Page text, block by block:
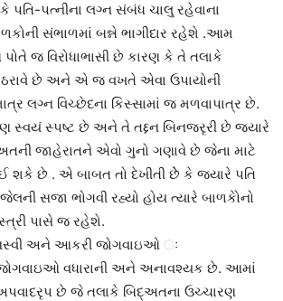
પત્નીના લગ્ન સંબંધ ચાલુ રહેવાના
સંભાળમાં બન્ને ભાગીદાર રહેશે .આમ
જ વિરોધાભાસી છે કારણ કે તે તલાકે
છે અને એ જ વખતે એવા ઉપાયોની
લગ્ન વિચ્છેદના કિસ્સામાં જ મળવાપાત્ર છે.
સ્વયં સ્પષ્ટ છે અને તે તદ્દન બિનજરૃરી છે જ્યારે
જાહેરાતને એવો ગુનો ગણાવે છે જેના માટે
શકે છે . એ બાબત તો દેખીતી છેે કે જ્યારે પતિ
સજા ભોગવી રહ્યો હોય ત્યારે બાળકોેનો
પાસે જ રહેશે.
અને આકરી જોગવાઇઓ ઃ
વધારાની અને અનાવશ્યક છે. આમાં
છે જે તલાકે બિદ્અતના ઉચ્ચારણ